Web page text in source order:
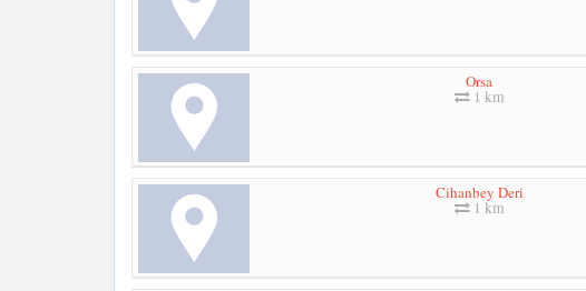
Orsa
1 km
Cihanbey Deri
1 km